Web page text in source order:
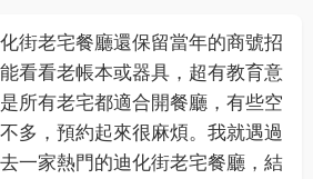
街老宅餐廳還保留當年的商號招
看看老帳本或器具，超有教育意
所有老宅都適合開餐廳，有些空
多，預約起來很麻煩。我就遇過
一家熱門的迪化街老宅餐廳，結